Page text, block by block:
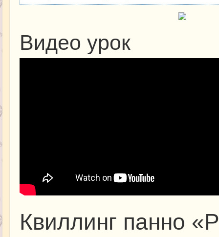
Видео урок
Квиллинг панно